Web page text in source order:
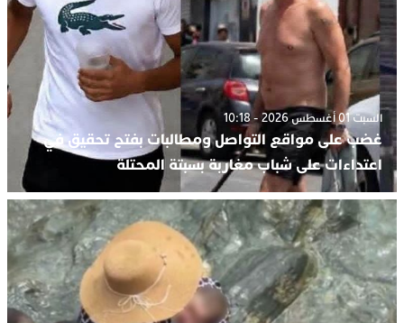
السبت 01 أغسطس 2026 - 10:18
غضب على مواقع التواصل ومطالبات بفتح تحقيق في
اعتداءات على شباب مغاربة بسبتة المحتلة